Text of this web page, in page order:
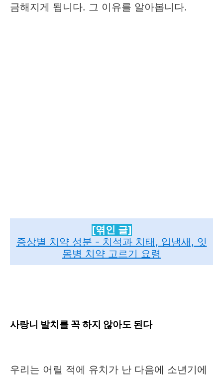
금해지게 됩니다. 그 이유를 알아봅니다.
[엮인 글]
증상별 치약 성분 - 치석과 치태, 입냄새, 잇
몸병 치약 고르기 요령
사랑니 발치를 꼭 하지 않아도 된다
우리는 어릴 적에 유치가 난 다음에 소년기에